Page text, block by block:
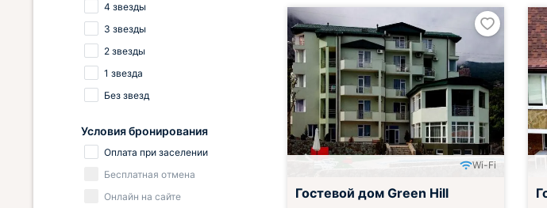
Wi-Fi
Гостевой дом Green Hill
4 звезды
3 звезды
2 звезды
1 звезда
Без звезд
Условия бронирования
Оплата при заселении
Бесплатная отмена
Онлайн на сайте